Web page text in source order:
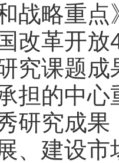
战略重
改革开
究课题
担的中
研究成
、建设